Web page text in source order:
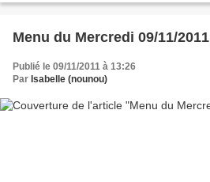
Menu du Mercredi 09/11/2011
Publié le 09/11/2011 à 13:26
Par Isabelle (nounou)